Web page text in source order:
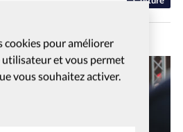
cookies pour améliorer
et vous permet
vous souhaitez activer.